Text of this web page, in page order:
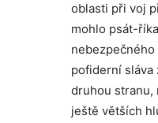
oblasti při voj
mohlo psát-
pofiderní sláva
druhou stranu,
ještě větších